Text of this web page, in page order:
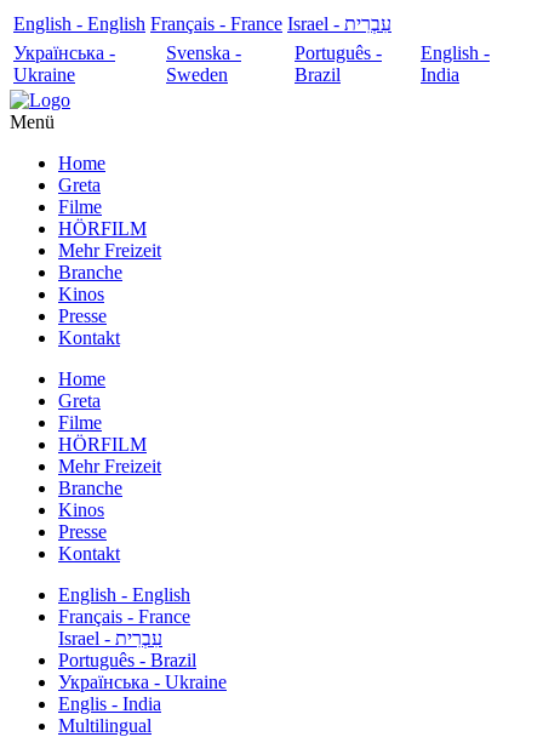
English - English Français - France
עִבְרִית - Israel
Українська -
Ukraine
Svenska -
Sweden
Português -
Brazil
English -
India
Menü
Home
Greta
Filme
HÖRFILM
Mehr Freizeit
Branche
Kinos
Presse
Kontakt
Home
Greta
Filme
HÖRFILM
Mehr Freizeit
Branche
Kinos
Presse
Kontakt
English - English
Français - France
עִבְרִית - Israel
Português - Brazil
Українська - Ukraine
Englis - India
Multilingual